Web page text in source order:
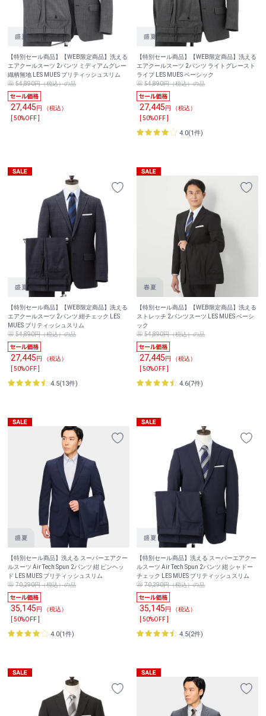
【特別セール商品】【WEB限定商品】洗える
エアクールスーツ 2パンツ ミディアムグレー
織柄無地 LES MUES ブリティッシュスリム
54,890円（税込）の品
27,445円 （税込）
[ 50%OFF ]
【特別セール商品】【WEB限定商品】洗える
エアクールスーツ 2パンツ ライトグレースト
ライプ LES MUES ベーシック
54,890円（税込）の品
27,445円 （税込）
[ 50%OFF ]
4.0(1件)
【特別セール商品】【WEB限定商品】洗える
エアクールスーツ 2パンツ 紺チェック LES
MUES ブリティッシュスリム
54,890円（税込）の品
27,445円 （税込）
[ 50%OFF ]
4.5(13件)
【特別セール商品】【WEB限定商品】洗える
ストレッチ 2パンツスーツ LES MUES ベーシ
ック
54,890円（税込）の品
27,445円 （税込）
[ 50%OFF ]
4.6(7件)
【特別セール商品】洗える スーパーエアクー
ルスーツ Air Tech Spun 2パンツ 紺 ピンヘッ
ド LES MUES ブリティッシュスリム
70,290円（税込）の品
35,145円 （税込）
[ 50%OFF ]
4.0(1件)
【特別セール商品】洗える スーパーエアクー
ルスーツ Air Tech Spun 2パンツ 紺 シャドー
チェック LES MUES ブリティッシュスリム
70,290円（税込）の品
35,145円 （税込）
[ 50%OFF ]
4.5(2件)